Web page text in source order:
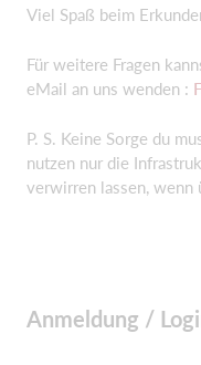
Viel Spaß beim
Für weitere Fragen
eMail an uns wenden :
P. S. Keine Sorge du
nutzen nur die
verwirren lassen,
Anmeldung /